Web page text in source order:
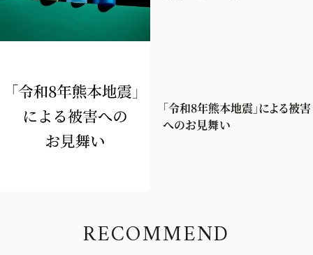
「令和8年熊本地震」による被害
へのお見舞い
RECOMMEND